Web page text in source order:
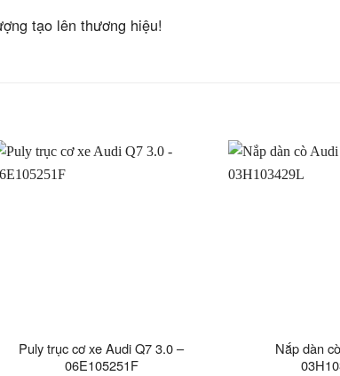
tạo lên thương hiệu!
Puly trục cơ xe Audi Q7 3.0 –
06E105251F
Nắp dàn